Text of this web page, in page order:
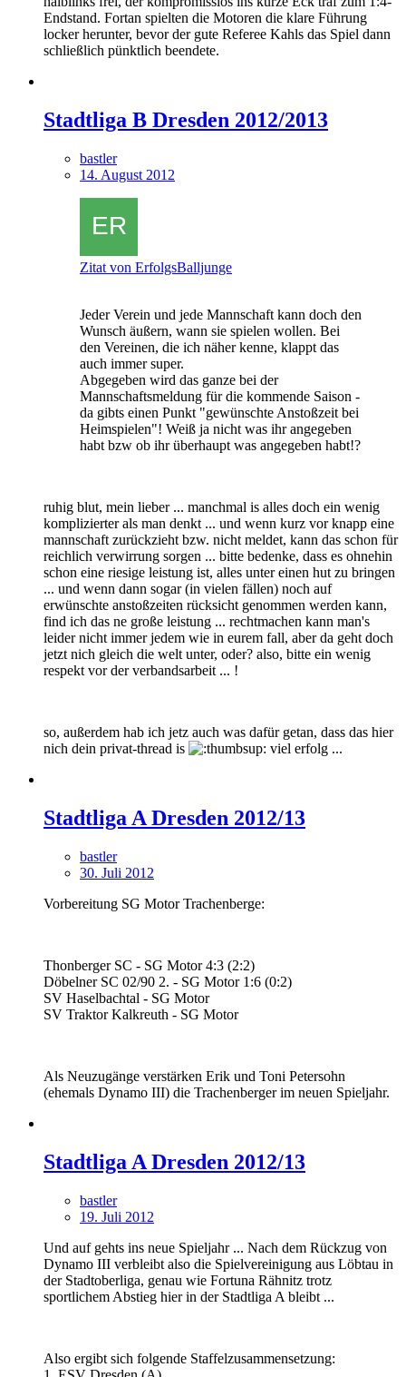
Endstand. Fortan spielten die Motoren die klare Führung
locker herunter, bevor der gute Referee Kahls das Spiel dann
schließlich pünktlich beendete.
Stadtliga B Dresden 2012/2013
bastler
14. August 2012
Zitat von ErfolgsBalljunge
Jeder Verein und jede Mannschaft kann doch den
Wunsch äußern, wann sie spielen wollen. Bei
den Vereinen, die ich näher kenne, klappt das
auch immer super.
Abgegeben wird das ganze bei der
Mannschaftsmeldung für die kommende Saison -
da gibts einen Punkt "gewünschte Anstoßzeit bei
Heimspielen"! Weiß ja nicht was ihr angegeben
habt bzw ob ihr überhaupt was angegeben habt!?
ruhig blut, mein lieber ... manchmal is alles doch ein wenig
komplizierter als man denkt ... und wenn kurz vor knapp eine
mannschaft zurückzieht bzw. nicht meldet, kann das schon für
reichlich verwirrung sorgen ... bitte bedenke, dass es ohnehin
schon eine riesige leistung ist, alles unter einen hut zu bringen
... und wenn dann sogar (in vielen fällen) noch auf
erwünschte anstoßzeiten rücksicht genommen werden kann,
find ich das ne große leistung ... rechtmachen kann man's
leider nicht immer jedem wie in eurem fall, aber da geht doch
jetzt nich gleich die welt unter, oder? also, bitte ein wenig
respekt vor der verbandsarbeit ... !
so, außerdem hab ich jetz auch was dafür getan, dass das hier
nich dein privat-thread is
viel erfolg ...
Stadtliga A Dresden 2012/13
bastler
30. Juli 2012
Vorbereitung SG Motor Trachenberge:
Thonberger SC - SG Motor 4:3 (2:2)
Döbelner SC 02/90 2. - SG Motor 1:6 (0:2)
SV Haselbachtal - SG Motor
SV Traktor Kalkreuth - SG Motor
Als Neuzugänge verstärken Erik und Toni Petersohn
(ehemals Dynamo III) die Trachenberger im neuen Spieljahr.
Stadtliga A Dresden 2012/13
bastler
19. Juli 2012
Und auf gehts ins neue Spieljahr ... Nach dem Rückzug von
Dynamo III verbleibt also die Spielvereinigung aus Löbtau in
der Stadtoberliga, genau wie Fortuna Rähnitz trotz
sportlichem Abstieg hier in der Stadtliga A bleibt ...
Also ergibt sich folgende Staffelzusammensetzung: